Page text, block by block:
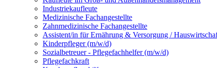
Industriekaufleute
Medizinische Fachangestellte
Zahnmedizinische Fachangestellte
Assistent/in für Ernährung & Versorgung /
Kinderpfleger (m/w/d)
Sozialbetreuer - Pflegefachhelfer (m/w/d)
Pflegefachkraft